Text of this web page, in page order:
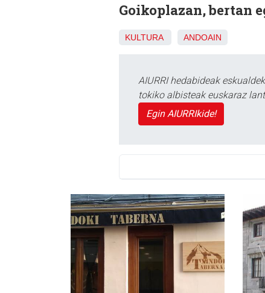
Goikoplazan, bertan
KULTURA ANDOAIN
AIURRI hedabideak
tokiko albisteak euskaraz
Egin AIURRIkide!